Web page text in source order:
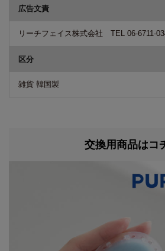
広告文責
リーチフェイス株式会社 TEL 06-6711-
区分
雑貨 韓国製
交換用商品はコ